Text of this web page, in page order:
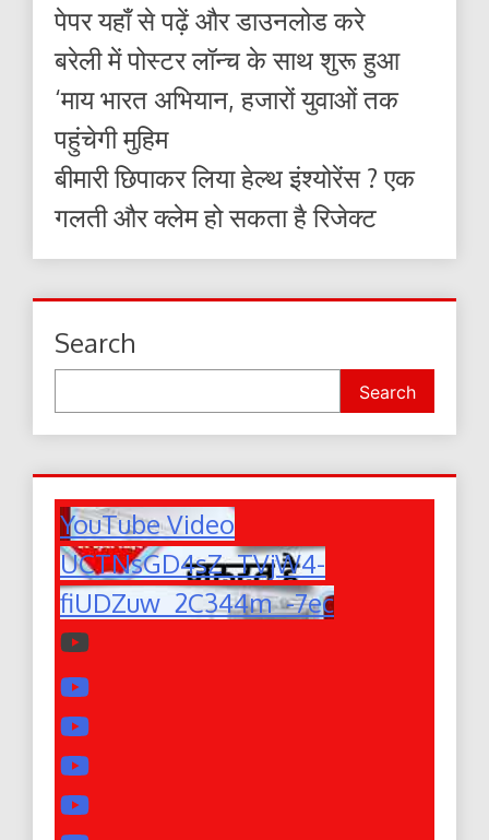
पेपर यहाँ से पढ़ें और डाउनलोड करे
बरेली में पोस्टर लॉन्च के साथ शुरू हुआ
‘माय भारत अभियान, हजारों युवाओं तक
पहुंचेगी मुहिम
बीमारी छिपाकर लिया हेल्थ इंश्योरेंस ? एक
गलती और क्लेम हो सकता है रिजेक्ट
Search
Search
YouTube Video
UCTNsGD4sZ_TVjW4-
fiUDZuw_2C344m_-7ec